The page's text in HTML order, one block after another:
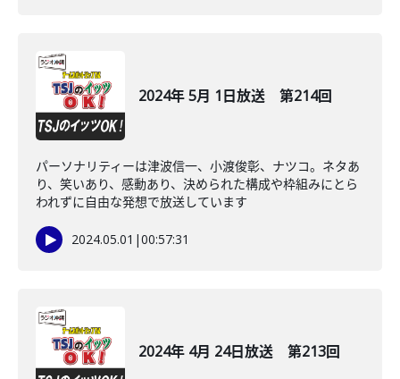
2024年 5月 1日放送 第214回
パーソナリティーは津波信一、小渡俊彰、ナツコ。ネタあ
り、笑いあり、感動あり、決められた構成や枠組みにとら
われずに自由な発想で放送しています
2024.05.01 |00:57:31
2024年 4月 24日放送 第213回